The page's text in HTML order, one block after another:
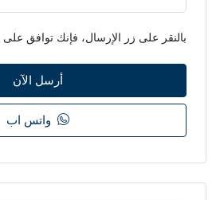
بالنقر على زر الإرسال، فإنك توافق على
أرسل الآن
واتس اب